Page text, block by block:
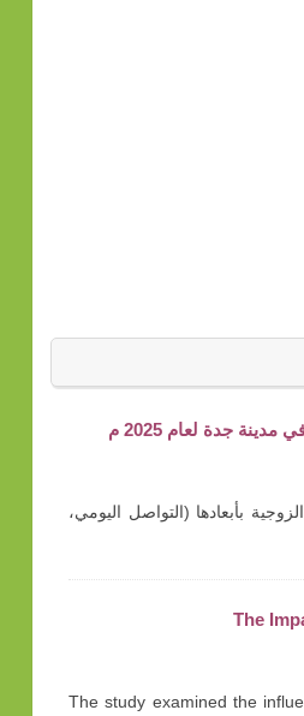
جدة لعام 2025 م
بأبعادها (التواصل اليومي،
The
The study examined the